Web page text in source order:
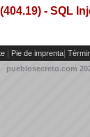
- SQL
Pie de imprenta|
pueblosecreto.com